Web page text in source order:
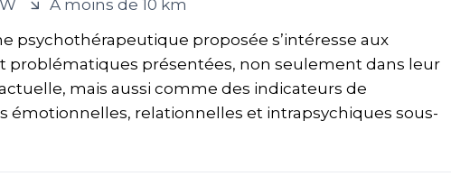
À moins de 10 km
psychothérapeutique proposée s’intéresse aux
problématiques présentées, non seulement dans leur
mais aussi comme des indicateurs de
émotionnelles, relationnelles et intrapsychiques sous-